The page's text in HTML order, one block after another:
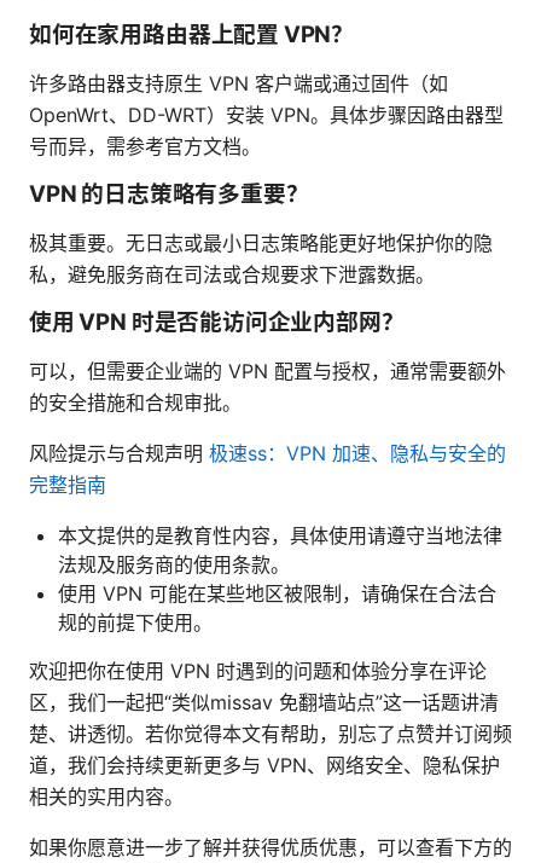
如何在家用路由器上配置 VPN？
许多路由器支持原生 VPN 客户端或通过固件（如
OpenWrt、DD-WRT）安装 VPN。具体步骤因路由器型
号而异，需参考官方文档。
VPN 的日志策略有多重要？
极其重要。无日志或最小日志策略能更好地保护你的隐
私，避免服务商在司法或合规要求下泄露数据。
使用 VPN 时是否能访问企业内部网？
可以，但需要企业端的 VPN 配置与授权，通常需要额外
的安全措施和合规审批。
风险提示与合规声明 极速ss：VPN 加速、隐私与安全的
完整指南
本文提供的是教育性内容，具体使用请遵守当地法律
法规及服务商的使用条款。
使用 VPN 可能在某些地区被限制，请确保在合法合
规的前提下使用。
欢迎把你在使用 VPN 时遇到的问题和体验分享在评论
区，我们一起把“类似missav 免翻墙站点”这一话题讲清
楚、讲透彻。若你觉得本文有帮助，别忘了点赞并订阅频
道，我们会持续更新更多与 VPN、网络安全、隐私保护
相关的实用内容。
如果你愿意进一步了解并获得优质优惠，可以查看下方的